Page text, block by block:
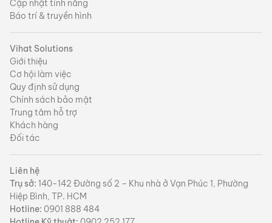
Cập nhật tính năng
Báo trí & truyền hình
Vihat Solutions
Giới thiệu
Cơ hội làm việc
Quy định sử dụng
Chính sách bảo mật
Trung tâm hỗ trợ
Khách hàng
Đối tác
Liên hệ
Trụ sở: 140-142 Đường số 2 – Khu nhà ở Vạn Phúc 1, Phường
Hiệp Bình, TP. HCM
Hotline: 0901 888 484